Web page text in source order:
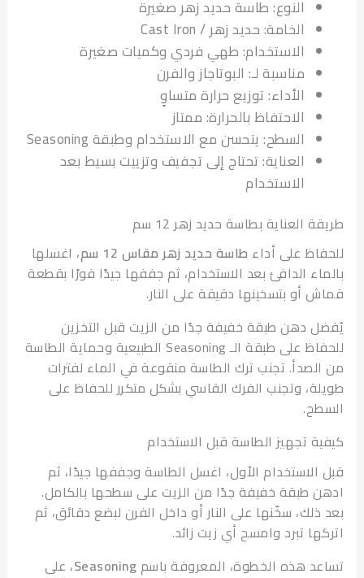
النوع: طاسة حديد زهر صغيرة
الخامة: حديد زهر / Cast Iron
الاستخدام: طهي فردي وكميات صغيرة
مناسبة لـ: البوتاجاز والفرن
الأداء: توزيع حرارة متساوٍ
الاحتفاظ بالحرارة: ممتاز
السطح: يتحسن مع الاستخدام وطبقة Seasoning
العناية: تحتاج إلى تجفيف وتزييت بسيط بعد
الاستخدام
العناية بطاسة حديد زهر 12 سم
على أداءطاسة حديد زهر مقاس 12 سم
، اغسلها
الدافئ بعد الاستخدام، ثم جففها جيدًا فورًا بقطعة
أو بتسخينها دقيقة على النار.
دهن طبقة خفيفة جدًا من الزيت قبل التخزين
للحفاظ على طبقة الـ Seasoning الطبيعية وحماية الطاسة
تجنب ترك الطاسة منقوعة في الماء لفترات
وتجنب الفرك القاسي بشكل متكرر للحفاظ على
تجهيز الطاسة قبل الاستخدام
الأول، اغسل الطاسة وجففها جيدًا، ثم
طبقة خفيفة جدًا من الزيت على سطحها بالكامل.
سخّنها على النار أو داخل الفرن لبضع دقائق، ثم
تبرد وامسح أي زيت زائد.
هذه الخطوة، المعروفة باسمSeasoning، على